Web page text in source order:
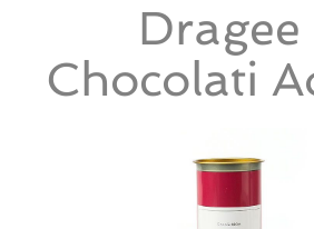
Dragee
Chocolati